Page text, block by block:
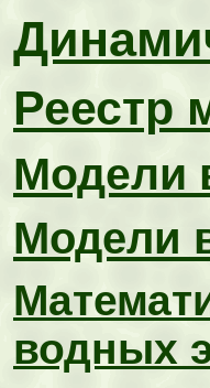
Реестр
Модели
Модели
водных